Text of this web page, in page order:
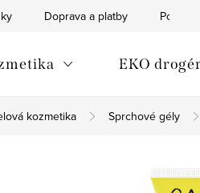
Doprava a platby
EKO
kozmetika Sprchové gély